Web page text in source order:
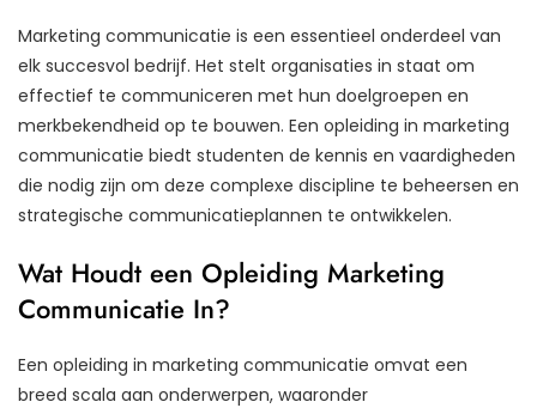
Marketing communicatie is een essentieel onderdeel van
elk succesvol bedrijf. Het stelt organisaties in staat om
effectief te communiceren met hun doelgroepen en
merkbekendheid op te bouwen. Een opleiding in marketing
communicatie biedt studenten de kennis en vaardigheden
die nodig zijn om deze complexe discipline te beheersen en
strategische communicatieplannen te ontwikkelen.
Wat Houdt een Opleiding Marketing
Communicatie In?
Een opleiding in marketing communicatie omvat een
breed scala aan onderwerpen, waaronder